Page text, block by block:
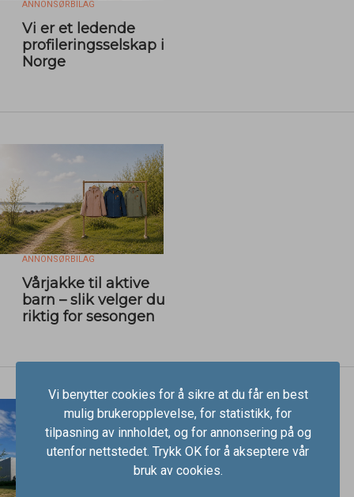
ANNONSØRBILAG
Vi er et ledende
profileringsselskap i
Norge
ANNONSØRBILAG
Vårjakke til aktive
barn – slik velger du
riktig for sesongen
Vi benytter cookies for å sikre at du får en best
mulig brukeropplevelse, for statistikk, for
tilpasning av innholdet, og for annonsering på og
utenfor nettstedet. Trykk OK for å akseptere vår
bruk av cookies.